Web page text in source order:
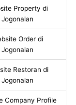
Property di
Jogonalan
Order di
Jogonalan
Restoran di
Jogonalan
Company Profile